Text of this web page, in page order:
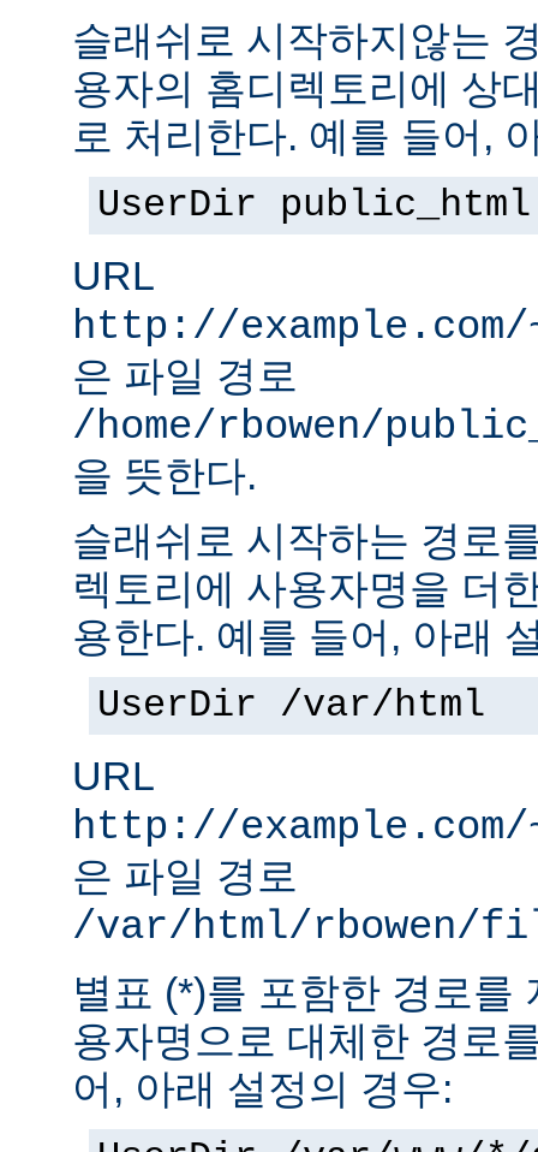
슬래쉬로 시작하지않는
용자의 홈디렉토리에 상
로 처리한다. 예를 들어,
UserDir public_html
URL
http://
은 파일 경로
/home/rbowen/
을 뜻한다.
슬래쉬로 시작하는 경로
렉토리에 사용자명을 더
용한다. 예를 들어, 아래
UserDir /var/html
URL
http://
은 파일 경로
/var/html/rbowen/
별표 (*)를 포함한 경로를
용자명으로 대체한 경로
어, 아래 설정의 경우: